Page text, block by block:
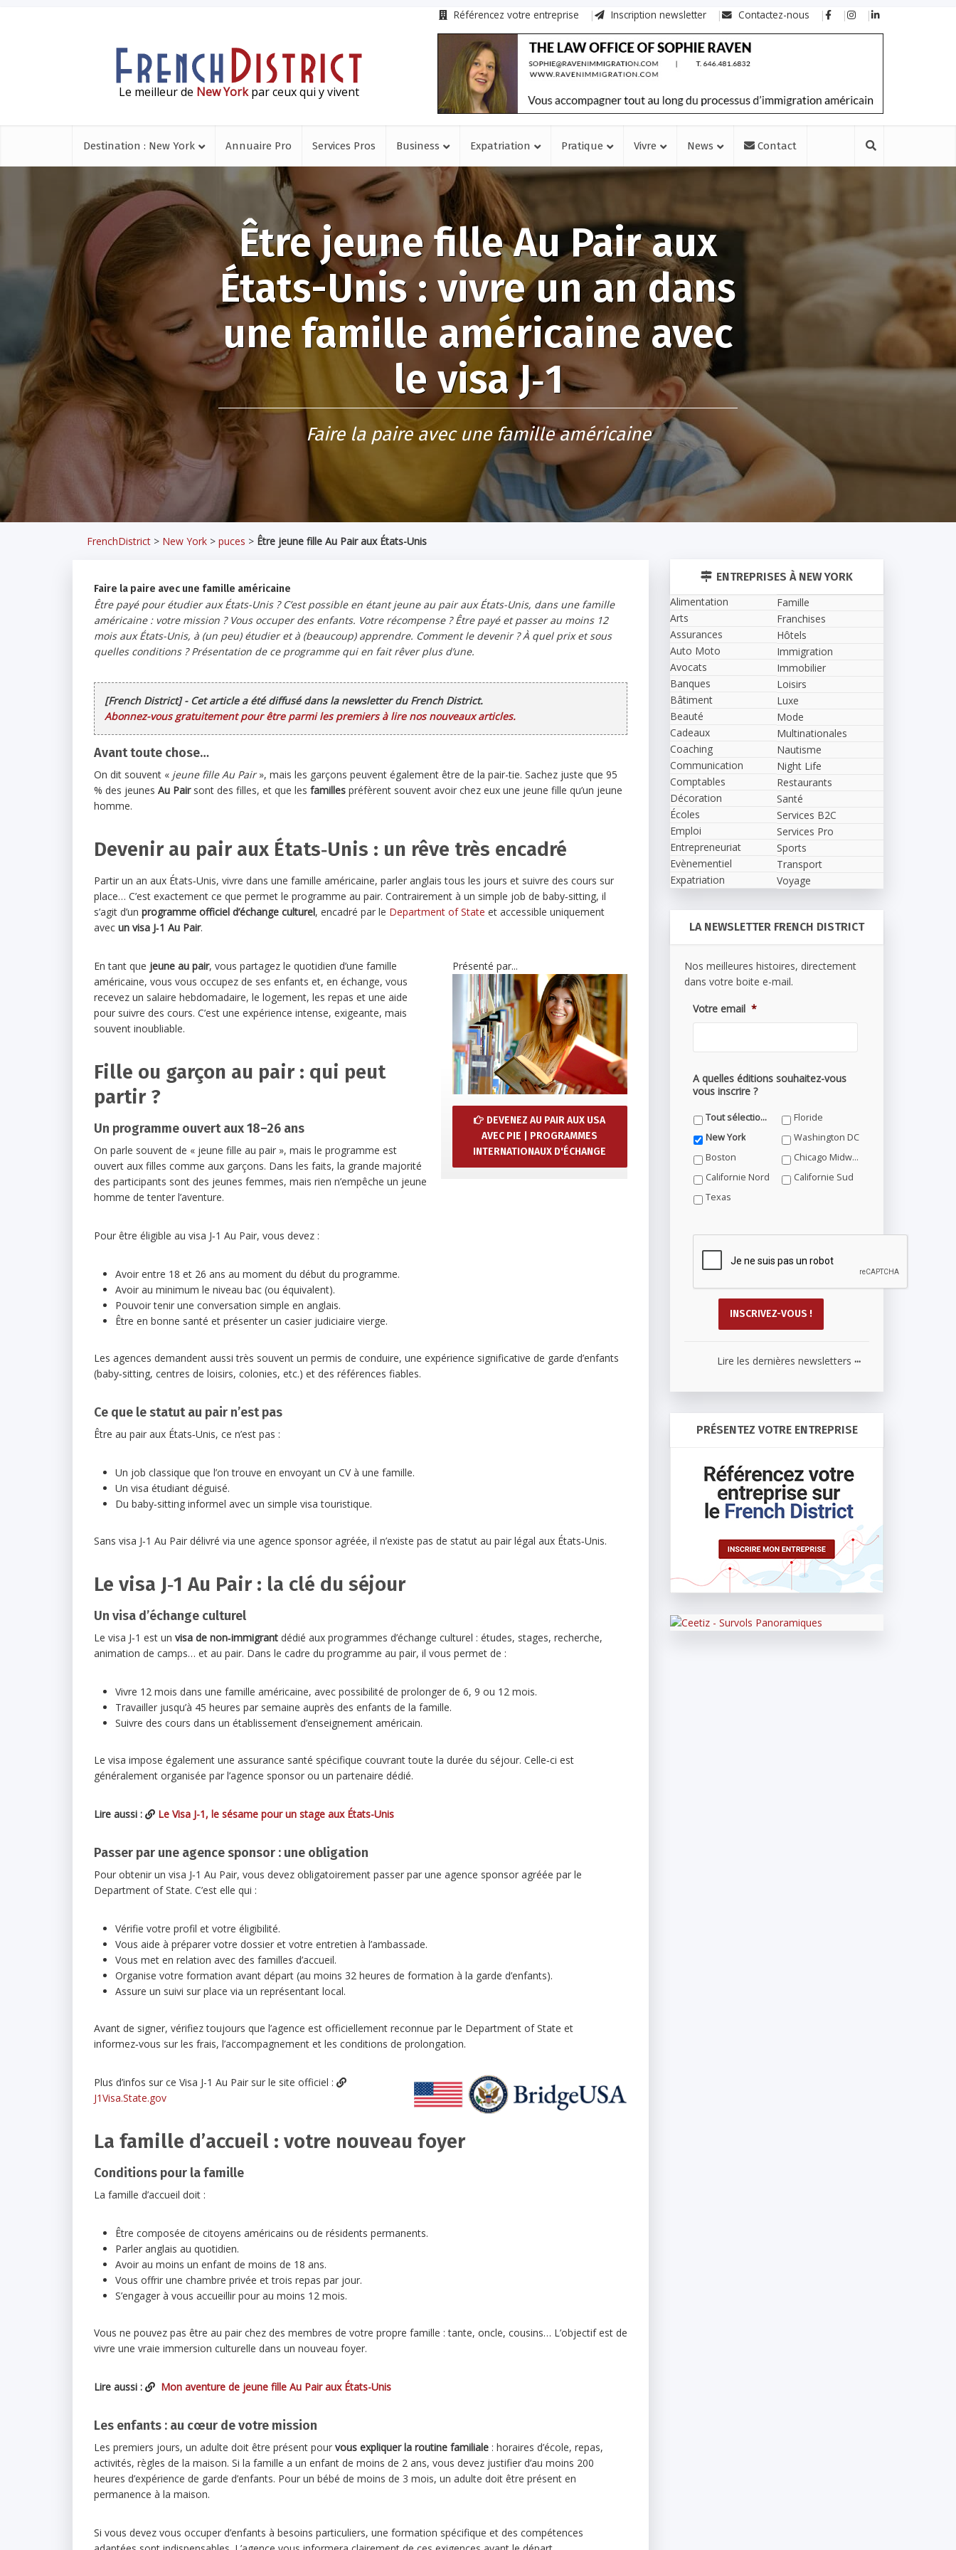
Référencez votre entreprise Inscription newsletter Contactez-nous
Le meilleur de New Yorkpar ceux qui y vivent
Destination : New York Annuaire Pro Services Pros Business Expatriation Pratique Vivre News Contact
Être jeune fille Au Pair aux
États-Unis : vivre un an dans
une famille américaine avec
le visa J‑1
Faire la paire avec une famille américaine
FrenchDistrict > New York > puces > Être jeune fille Au Pair aux États-Unis
Faire la paire avec une famille américaine
Être payé pour étudier aux États-Unis ? C’est possible en étant jeune au pair aux États-Unis, dans une famille
américaine : votre mission ? Vous occuper des enfants. Votre récompense ? Être payé et passer au moins 12
mois aux États-Unis, à (un peu) étudier et à (beaucoup) apprendre. Comment le devenir ? À quel prix et sous
quelles conditions ? Présentation de ce programme qui en fait rêver plus d’une.
[French District] - Cet article a été diffusé dans la newsletter du French District.
Abonnez-vous gratuitement pour être parmi les premiers à lire nos nouveaux articles.
Avant toute chose…
On dit souvent « jeune fille Au Pair», mais les garçons peuvent également être de la pair-tie. Sachez juste que 95
% des jeunes Au Pairsont des filles, et que les familles préfèrent souvent avoir chez eux une jeune fille qu’un jeune
homme.
Devenir au pair aux États‑Unis : un rêve très encadré
Partir un an aux États‑Unis, vivre dans une famille américaine, parler anglais tous les jours et suivre des cours sur
place… C’est exactement ce que permet le programme au pair. Contrairement à un simple job de baby‑sitting, il
s’agit d’un programme officiel d’échange culturel, encadré par le Department of State et accessible uniquement
avec un visa J‑1 Au Pair.
Présenté par...
DEVENEZ AU PAIR AUX USA
AVEC PIE | PROGRAMMES
INTERNATIONAUX D'ÉCHANGE
En tant que jeune au pair, vous partagez le quotidien d’une famille
américaine, vous vous occupez de ses enfants et, en échange, vous
recevez un salaire hebdomadaire, le logement, les repas et une aide
pour suivre des cours. C’est une expérience intense, exigeante, mais
souvent inoubliable.
Fille ou garçon au pair : qui peut
partir ?
Un programme ouvert aux 18–26 ans
On parle souvent de « jeune fille au pair », mais le programme est
ouvert aux filles comme aux garçons. Dans les faits, la grande majorité
des participants sont des jeunes femmes, mais rien n’empêche un jeune
homme de tenter l’aventure.
Pour être éligible au visa J‑1 Au Pair, vous devez :
Avoir entre 18 et 26 ans au moment du début du programme.
Avoir au minimum le niveau bac (ou équivalent).
Pouvoir tenir une conversation simple en anglais.
Être en bonne santé et présenter un casier judiciaire vierge.
Les agences demandent aussi très souvent un permis de conduire, une expérience significative de garde d’enfants
(baby‑sitting, centres de loisirs, colonies, etc.) et des références fiables.
Ce que le statut au pair n’est pas
Être au pair aux États‑Unis, ce n’est pas :
Un job classique que l’on trouve en envoyant un CV à une famille.
Un visa étudiant déguisé.
Du baby‑sitting informel avec un simple visa touristique.
Sans visa J‑1 Au Pair délivré via une agence sponsor agréée, il n’existe pas de statut au pair légal aux États‑Unis.
Le visa J‑1 Au Pair : la clé du séjour
Un visa d’échange culturel
Le visa J‑1 est un visa de non‑immigrant dédié aux programmes d’échange culturel : études, stages, recherche,
animation de camps… et au pair. Dans le cadre du programme au pair, il vous permet de :
Vivre 12 mois dans une famille américaine, avec possibilité de prolonger de 6, 9 ou 12 mois.
Travailler jusqu’à 45 heures par semaine auprès des enfants de la famille.
Suivre des cours dans un établissement d’enseignement américain.
Le visa impose également une assurance santé spécifique couvrant toute la durée du séjour. Celle‑ci est
généralement organisée par l’agence sponsor ou un partenaire dédié.
Lire aussi : Le Visa J-1, le sésame pour un stage aux États-Unis
Passer par une agence sponsor : une obligation
Pour obtenir un visa J‑1 Au Pair, vous devez obligatoirement passer par une agence sponsor agréée par le
Department of State. C’est elle qui :
Vérifie votre profil et votre éligibilité.
Vous aide à préparer votre dossier et votre entretien à l’ambassade.
Vous met en relation avec des familles d’accueil.
Organise votre formation avant départ (au moins 32 heures de formation à la garde d’enfants).
Assure un suivi sur place via un représentant local.
Avant de signer, vérifiez toujours que l’agence est officiellement reconnue par le Department of State et
informez‑vous sur les frais, l’accompagnement et les conditions de prolongation.
Plus d’infos sur ce Visa J-1 Au Pair sur le site officiel :
J1Visa.State.gov
La famille d’accueil : votre nouveau foyer
Conditions pour la famille
La famille d’accueil doit :
Être composée de citoyens américains ou de résidents permanents.
Parler anglais au quotidien.
Avoir au moins un enfant de moins de 18 ans.
Vous offrir une chambre privée et trois repas par jour.
S’engager à vous accueillir pour au moins 12 mois.
Vous ne pouvez pas être au pair chez des membres de votre propre famille : tante, oncle, cousins… L’objectif est de
vivre une vraie immersion culturelle dans un nouveau foyer.
Lire aussi : Mon aventure de jeune fille Au Pair aux États-Unis
Les enfants : au cœur de votre mission
Les premiers jours, un adulte doit être présent pour vous expliquer la routine familiale : horaires d’école, repas,
activités, règles de la maison. Si la famille a un enfant de moins de 2 ans, vous devez justifier d’au moins 200
heures d’expérience de garde d’enfants. Pour un bébé de moins de 3 mois, un adulte doit être présent en
permanence à la maison.
Si vous devez vous occuper d’enfants à besoins particuliers, une formation spécifique et des compétences
ENTREPRISES À NEW YORK
Alimentation
Arts
Assurances
Auto Moto
Avocats
Banques
Bâtiment
Beauté
Cadeaux
Coaching
Communication
Comptables
Décoration
Écoles
Emploi
Entrepreneuriat
Evènementiel
Expatriation
Famille
Franchises
Hôtels
Immigration
Immobilier
Loisirs
Luxe
Mode
Multinationales
Nautisme
Night Life
Restaurants
Santé
Services B2C
Services Pro
Sports
Transport
Voyage
LA NEWSLETTER FRENCH DISTRICT
Nos meilleures histoires, directement
dans votre boite e-mail.
Votre email *
A quelles éditions souhaitez-vous
vous inscrire ?
Tout sélectionner
Floride
New York
Washington DC
Boston
Chicago Midwest
Californie Nord
Californie Sud
Texas
Lire les dernières newsletters ...
PRÉSENTEZ VOTRE ENTREPRISE